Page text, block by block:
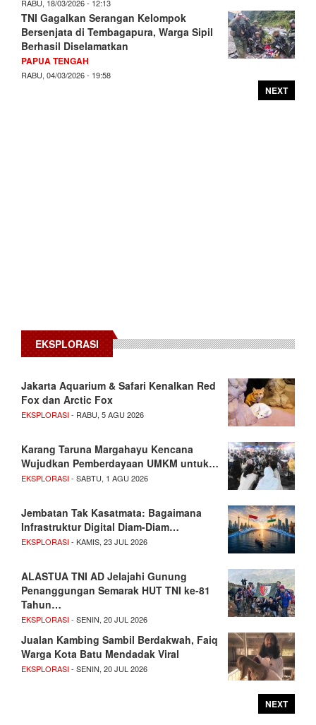
RABU, 18/03/2026 - 12:13
TNI Gagalkan Serangan Kelompok
Bersenjata di Tembagapura, Warga Sipil
Berhasil Diselamatkan
PAPUA TENGAH
RABU, 04/03/2026 - 19:58
NEXT
EKSPLORASI
Jakarta Aquarium & Safari Kenalkan Red
Fox dan Arctic Fox
EKSPLORASI- RABU, 5 AGU 2026
Karang Taruna Margahayu Kencana
Wujudkan Pemberdayaan UMKM untuk…
EKSPLORASI- SABTU, 1 AGU 2026
Jembatan Tak Kasatmata: Bagaimana
Infrastruktur Digital Diam-Diam…
EKSPLORASI- KAMIS, 23 JUL 2026
ALASTUA TNI AD Jelajahi Gunung
Penanggungan Semarak HUT TNI ke-81
Tahun…
EKSPLORASI- SENIN, 20 JUL 2026
Jualan Kambing Sambil Berdakwah, Faiq
Warga Kota Batu Mendadak Viral
EKSPLORASI- SENIN, 20 JUL 2026
NEXT